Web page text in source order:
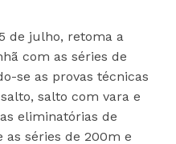
de julho, retoma a
com as séries de
se as provas técnicas
salto com vara e
eliminatórias de
as séries de 200m e